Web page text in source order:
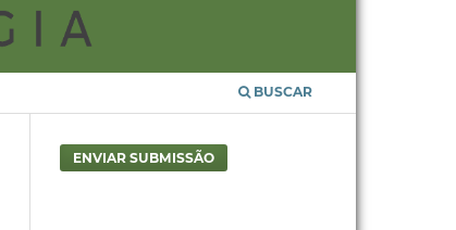
BUSCAR
ENVIAR SUBMISSÃO